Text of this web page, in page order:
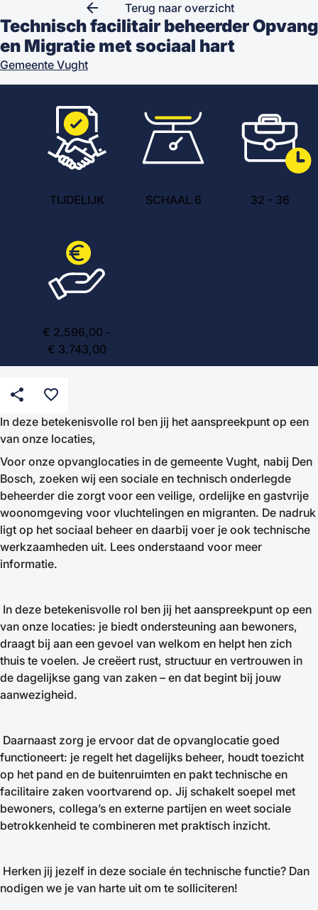
arrow_back Terug naar overzicht
Technisch facilitair beheerder Opvang
en Migratie met sociaal hart
Gemeente Vught
TIJDELIJK SCHAAL 6 32 - 36
€ 2.596,00 -
€ 3.743,00
share favorite_border
In deze betekenisvolle rol ben jij het aanspreekpunt op een
van onze locaties,
Voor onze opvanglocaties in de gemeente Vught, nabij Den
Bosch, zoeken wij een sociale en technisch onderlegde
beheerder die zorgt voor een veilige, ordelijke en gastvrije
woonomgeving voor vluchtelingen en migranten. De nadruk
ligt op het sociaal beheer en daarbij voer je ook technische
werkzaamheden uit. Lees onderstaand voor meer
informatie.
In deze betekenisvolle rol ben jij het aanspreekpunt op een
van onze locaties: je biedt ondersteuning aan bewoners,
draagt bij aan een gevoel van welkom en helpt hen zich
thuis te voelen. Je creëert rust, structuur en vertrouwen in
de dagelijkse gang van zaken – en dat begint bij jouw
aanwezigheid.
Daarnaast zorg je ervoor dat de opvanglocatie goed
functioneert: je regelt het dagelijks beheer, houdt toezicht
op het pand en de buitenruimten en pakt technische en
facilitaire zaken voortvarend op. Jij schakelt soepel met
bewoners, collega’s en externe partijen en weet sociale
betrokkenheid te combineren met praktisch inzicht.
Herken jij jezelf in deze sociale én technische functie? Dan
nodigen we je van harte uit om te solliciteren!